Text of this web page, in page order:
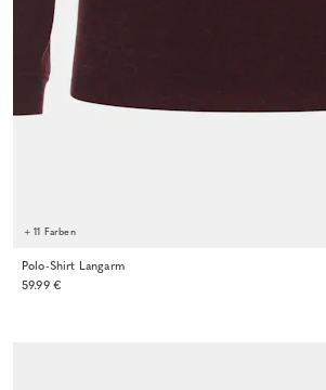
+ 11 Farben
Polo-Shirt Langarm
59.99 €